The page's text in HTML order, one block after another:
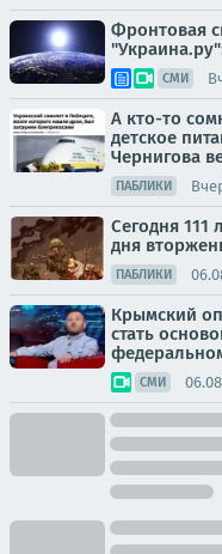
Фронтовая
СМИ
А кто-то
детское
Чернигова
ПАБЛИКИ
Сегодня 111
дня
ПАБЛИКИ
Крымский
стать
СМИ